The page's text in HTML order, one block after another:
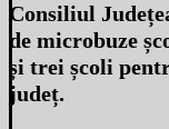
Consiliul
de microbuze
și trei școli
județ.